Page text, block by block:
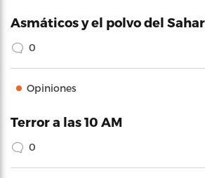
Asmáticos y el polvo del
0
Opiniones
Terror a las 10 AM
0